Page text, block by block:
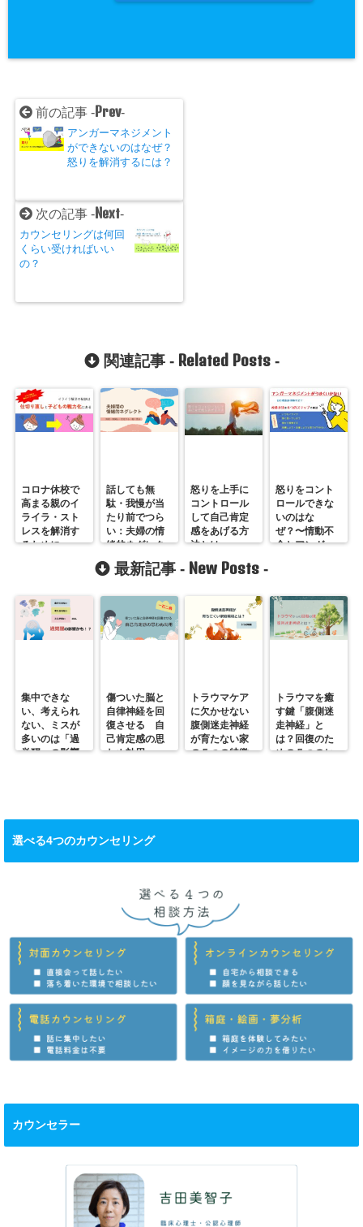
前の記事 -Prev-
アンガーマネジメント
ができないのはなぜ？
怒りを解消するには？
次の記事 -Next-
カウンセリングは何回
くらい受ければいい
の？
関連記事 - Related Posts-
コロナ休校で
高まる親のイ
ライラ・スト
レスを解消す
るために
話しても無
駄・我慢が当
たり前でつら
い：夫婦の情
緒的ネグレク
トとは？
怒りを上手に
コントロール
して自己肯定
感をあげる方
法とは
怒りをコント
ロールできな
いのはな
ぜ？〜情動不
全とアンガー
最新記事 - New Posts -
集中できな
い、考えられ
ない、ミスが
多いのは「過
覚醒」の影響
傷ついた脳と
自律神経を回
復させる 自
己肯定感の思
わぬ効用
トラウマケア
に欠かせない
腹側迷走神経
が育たない家
の５つの特徴
トラウマを癒
す鍵「腹側迷
走神経」と
は？回復のた
めの５つのヒ
選べる4つのカウンセリング
カウンセラー